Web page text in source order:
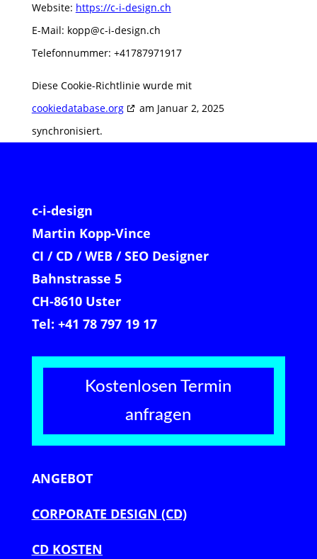
Website: https://c-i-design.ch
E-Mail: kopp@c-i-design.ch
Telefonnummer: +41787971917
Diese Cookie-Richtlinie wurde mit
cookiedatabase.org
am Januar 2, 2025
synchronisiert.
c-i-design
Martin Kopp-Vince
CI / CD / WEB / SEO Designer
Bahnstrasse 5
CH-8610 Uster
Tel: +41 78 797 19 17
Kostenlosen Termin
anfragen
ANGEBOT
CORPORATE DESIGN (CD)
CD KOSTEN